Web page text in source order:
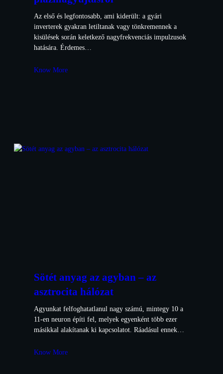
Az első és legfontosabb, ami kiderült: a gyári
inverterek gyakran letiltanak vagy tönkremennek a
kisülések során keletkező nagyfrekvenciás impulzusok
hatására. Érdemes…
Know More
Sötét anyag az agyban – az
asztrocita hálózat
Agyunkat felfoghatatlanul nagy számú, mintegy 10 a
11-en neuron építi fel, melyek egyenként több ezer
másikkal alakítanak ki kapcsolatot. Ráadásul ennek…
Know More